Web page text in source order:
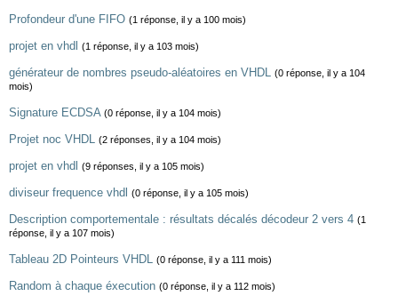
Profondeur d'une FIFO (1 réponse, il y a 100 mois)
projet en vhdl (1 réponse, il y a 103 mois)
générateur de nombres pseudo-aléatoires en VHDL (0 réponse, il y a 104
mois)
Signature ECDSA (0 réponse, il y a 104 mois)
Projet noc VHDL (2 réponses, il y a 104 mois)
projet en vhdl (9 réponses, il y a 105 mois)
diviseur frequence vhdl (0 réponse, il y a 105 mois)
Description comportementale : résultats décalés décodeur 2 vers 4 (1
réponse, il y a 107 mois)
Tableau 2D Pointeurs VHDL (0 réponse, il y a 111 mois)
Random à chaque éxecution (0 réponse, il y a 112 mois)